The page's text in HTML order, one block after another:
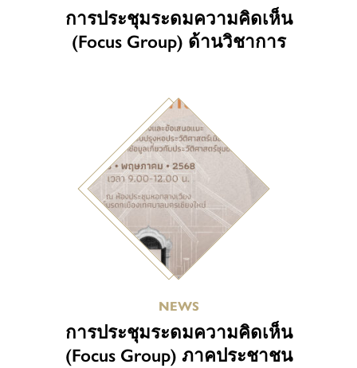
การประชุมระดมความคิดเห็น
(Focus Group) ด้านวิชาการ
NEWS
การประชุมระดมความคิดเห็น
(Focus Group) ภาคประชาชน